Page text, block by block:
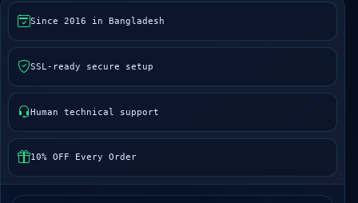
Since 2016 in Bangladesh
SSL-ready secure setup
Human technical support
10% OFF Every Order